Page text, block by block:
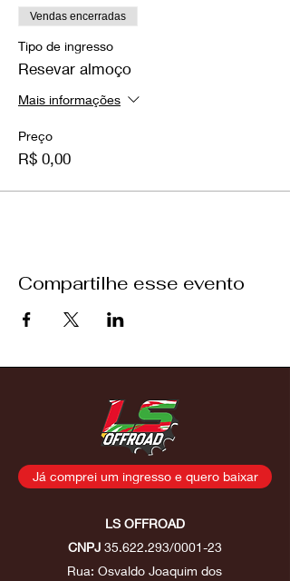
Vendas encerradas
Tipo de ingresso
Resevar almoço
Mais informações
Preço
R$ 0,00
Compartilhe esse evento
Já comprei um ingresso e quero baixar
LS OFFROAD
CNPJ 35.622.293/0001-23
Rua: Osvaldo Joaquim dos